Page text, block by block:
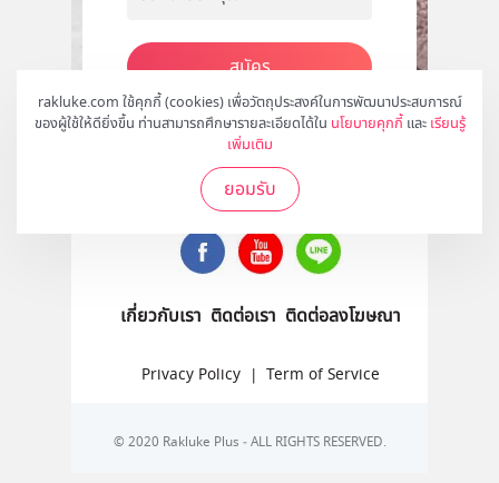
rakluke.com ใช้คุกกี้ (cookies) เพื่อวัตถุประสงค์ในการพัฒนาประสบการณ์
ของผู้ใช้ให้ดียิ่งขึ้น ท่านสามารถศึกษารายละเอียดได้ใน นโยบายคุกกี้ และ เรียนรู้
เพิ่มเติม
ยอมรับ
สมัคร
ติดตามเราได้ที่
เกี่ยวกับเรา ติดต่อเรา ติดต่อลงโฆษณา
Privacy Policy | Term of Service
© 2020 Rakluke Plus - ALL RIGHTS RESERVED.